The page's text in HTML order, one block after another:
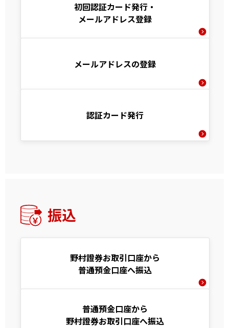
初回認証カード発行・
メールアドレス登録
メールアドレスの登録
認証カード発行
振込
野村證券お取引口座から
普通預金口座へ振込
普通預金口座から
野村證券お取引口座へ振込